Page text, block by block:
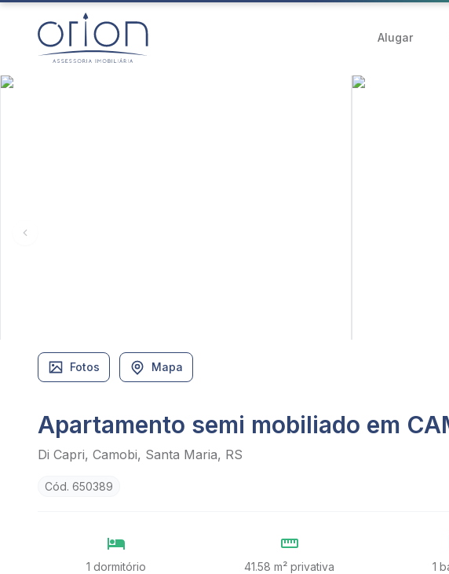
Alugar
Fotos Mapa
Apartamento semi mobiliado em
Di Capri, Camobi, Santa Maria, RS
Cód. 650389
1 dormitório 41.58 m² privativa 1